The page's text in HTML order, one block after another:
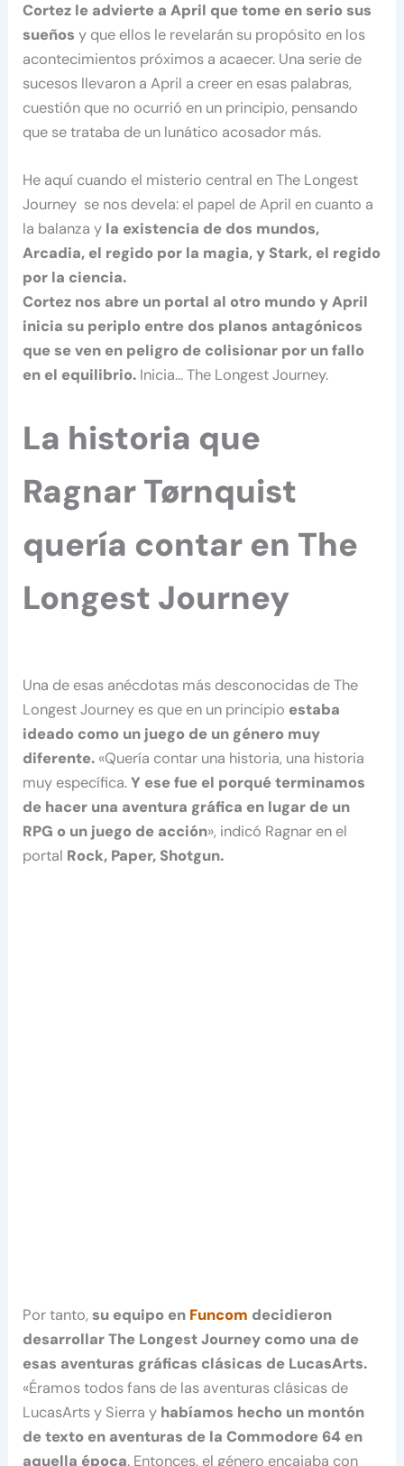
Cortez le advierte a April que tome en serio sus
sueñosy que ellos le revelarán su propósito en los
acontecimientos próximos a acaecer. Una serie de
sucesos llevaron a April a creer en esas palabras,
cuestión que no ocurrió en un principio, pensando
que se trataba de un lunático acosador más.
He aquí cuando el misterio central en The Longest
Journey se nos devela: el papel de April en cuanto a
la balanza y la existencia de dos mundos,
Arcadia, el regido por la magia, y Stark, el regido
por la ciencia.
Cortez nos abre un portal al otro mundo y April
inicia su periplo entre dos planos antagónicos
que se ven en peligro de colisionar por un fallo
en el equilibrio. Inicia… The Longest Journey.
La historia que
Ragnar Tørnquist
quería contar en The
Longest Journey
Una de esas anécdotas más desconocidas de The
Longest Journey es que en un principio estaba
ideado como un juego de un género muy
diferente. «Quería contar una historia, una historia
muy específica.Y ese fue el porqué terminamos
de hacer una aventura gráfica en lugar de un
RPG o un juego de acción», indicó Ragnar en el
portal Rock, Paper, Shotgun.
Por tanto,su equipo en Funcom decidieron
desarrollar The Longest Journey como una de
esas aventuras gráficas clásicas de LucasArts.
«Éramos todos fans de las aventuras clásicas de
LucasArts y Sierra y habíamos hecho un montón
de texto en aventuras de la Commodore 64 en
aquella época. Entonces, el género encajaba con